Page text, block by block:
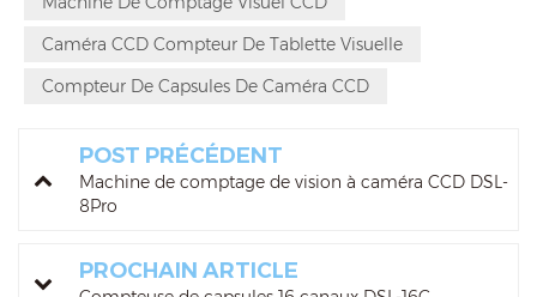
Caméra CCD Compteur De Tablette Visuelle
Compteur De Capsules De Caméra CCD
POST PRÉCÉDENT
Machine de comptage de vision à caméra CCD DSL-
8Pro
PROCHAIN ARTICLE